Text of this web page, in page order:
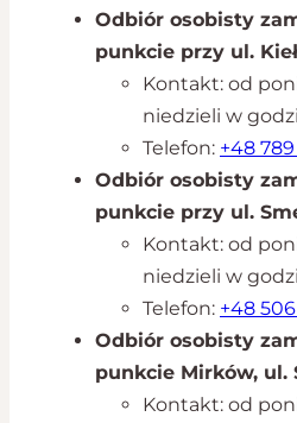
Odbiór osobisty
punkcie przy ul.
Kontakt: od
niedzieli w
Telefon: +48
Odbiór osobisty
punkcie przy ul.
Kontakt: od
niedzieli w
Telefon: +48
Odbiór osobisty
punkcie Mirków, ul.
Kontakt: od